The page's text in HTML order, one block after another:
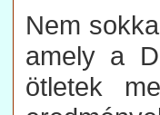
Nem
amely a
ötletek